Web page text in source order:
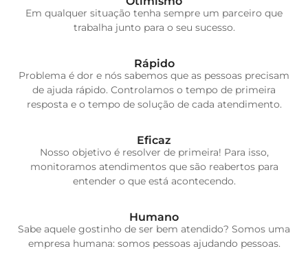
Em qualquer situação tenha sempre um parceiro que
trabalha junto para o seu sucesso.
Rápido
Problema é dor e nós sabemos que as pessoas precisam
de ajuda rápido. Controlamos o tempo de primeira
resposta e o tempo de solução de cada atendimento.
Eficaz
Nosso objetivo é resolver de primeira! Para isso,
monitoramos atendimentos que são reabertos para
entender o que está acontecendo.
Humano
Sabe aquele gostinho de ser bem atendido? Somos uma
empresa humana: somos pessoas ajudando pessoas.